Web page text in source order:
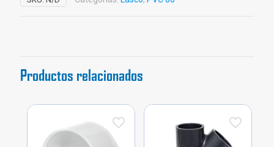
USA
Productos relacionados